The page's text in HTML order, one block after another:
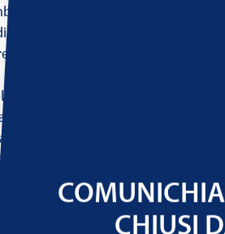
CHIUSI
olio e filtro per trasmissioni
e veicoli speciali durante il normale
o ogni 2 anni.
e filtro in condizioni impegnative
dei rifiuti, veicoli con tempi di
distanza, elevata velocità di
o una volta all'anno.